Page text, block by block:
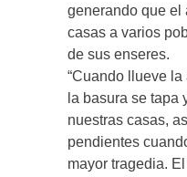
generando que el
casas a varios
de sus enseres.
“Cuando llueve
la basura se tapa
nuestras casas,
pendientes
mayor tragedia.